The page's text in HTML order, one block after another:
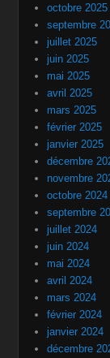
octobre 2025
septembre
juillet 2025
juin 2025
mai 2025
avril 2025
mars 2025
février 2025
janvier 2025
décembre
novembre
octobre 2024
septembre
juillet 2024
juin 2024
mai 2024
avril 2024
mars 2024
février 2024
janvier 2024
décembre